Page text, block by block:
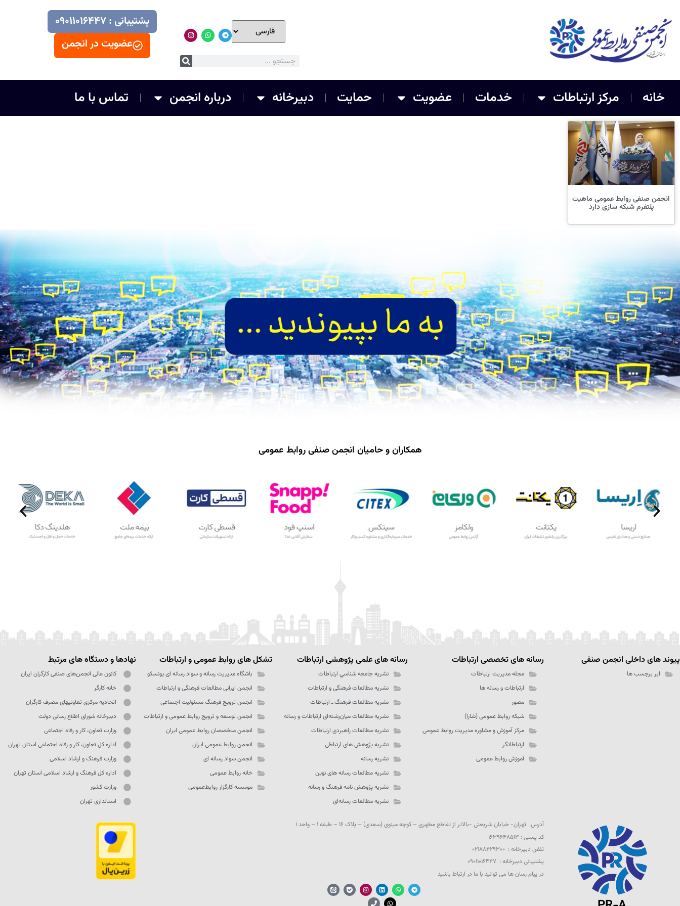
پشتیبانی : ۰۹۰۱۱۰۱۶۴۴۷
عضویت در انجمن
خانه مرکز ارتباطات خدمات عضویت حمایت دبیرخانه درباره انجمن تماس با ما
انجمن صنفی روابط عمومی ماهیت
پلتفرم شبکه سازی دارد
همکاران و حامیان انجمن صنفی روابط عمومی
پیوند های داخلی انجمن صنفی
ابر برچسب ها
رسانه های تخصصی ارتباطات
مجله مدیریت ارتباطات
ارتباطات و رسانه ها
مصور
شبکه روابط عمومی (شارا)
مرکز آموزش و مشاوره مدیریت روابط عمومی
ارتباطاتگر
آموزش روابط عمومی
رسانه های علمی پژوهشی ارتباطات
نشریه جامعه شناسي ارتباطات
نشریه مطالعات فرهنگی و ارتباطات
نشریه مطالعات فرهنگ ـ‌ ارتباطات
نشریه مطالعات میان‌رشته‌ای ارتباطات و رسانه
نشریه مطالعات راهبردی ارتباطات
نشریه پژوهش های ارتباطی
نشریه رسانه
نشریه مطالعات رسانه های نوین
نشریه پژوهش نامه فرهنگ و رسانه
نشریه مطالعات رسانه‌ای
تشکل های روابط عمومی و ارتباطات
باشگاه مدیریت رسانه و سواد رسانه ای یونسکو
انجمن ایرانی مطالعات فرهنگی و ارتباطات
انجمن ترویج فرهنگ مسئولیت اجتماعی
انجمن توسعه و ترویج روابط عمومی و ارتباطات
انجمن متخصصان روابط عمومی ایران
انجمن روابط عمومی ایران
انجمن سواد رسانه ای
خانه روابط عمومی
موسسه کارگزار روابط‌عمومی
نهادها و دستگاه های مرتبط
کانون عالی انجمن‌های صنفی کارگران ایران
خانه کارگر
اتحادیه مرکزی تعاونیهای مصرف کارگران
دبیرخانه شورای اطلاع رسانی دولت
وزارت تعاون، کار و رفاه اجتماعی
اداره کل تعاون، کار و رفاه اجتماعی استان تهران
وزارت فرهنگ و ارشاد اسلامی
اداره کل فرهنگ و ارشاد اسلامی استان تهران
وزارت کشور
استانداری تهران
آدرس: تهران- خیابان شریعتی -بالاتر از تقاطع مطهری – کوچه مینوی (سعدی) – پلاک ۱۶ – طبقه ۱ – واحد ۱
کد پستی : ۱۶۳۹۶۴۸۵۱۳
تلفن دبیرخانه : ۰۲۱۸۸۴۲۹۳۰۰
پشتیبانی دبیرخانه : ۰۹۰۱۱۰۱۶۴۴۷
در پیام رسان ها می توانید با ما در ارتباط باشید